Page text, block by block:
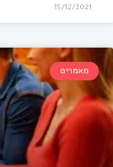
לא לקלקל
15/12/2021
מאמרים